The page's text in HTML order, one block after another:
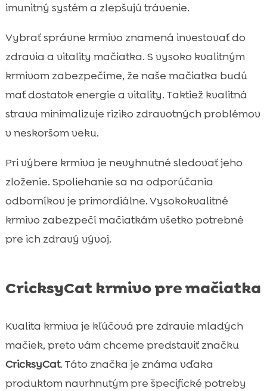
imunitný systém a zlepšujú trávenie.
Vybrať správne krmivo znamená investovať do
zdravia a vitality mačiatka. S vysoko kvalitným
krmivom zabezpečíme, že naše mačiatka budú
mať dostatok energie a vitality. Taktiež kvalitná
strava minimalizuje riziko zdravotných problémov
v neskoršom veku.
Pri výbere krmiva je nevyhnutné sledovať jeho
zloženie. Spoliehanie sa na odporúčania
odborníkov je primordiálne. Vysokokvalitné
krmivo zabezpečí mačiatkám všetko potrebné
pre ich zdravý vývoj.
CricksyCat krmivo pre mačiatka
Kvalita krmiva je kľúčová pre zdravie mladých
mačiek, preto vám chceme predstaviť značku
CricksyCat. Táto značka je známa vďaka
produktom navrhnutým pre špecifické potreby